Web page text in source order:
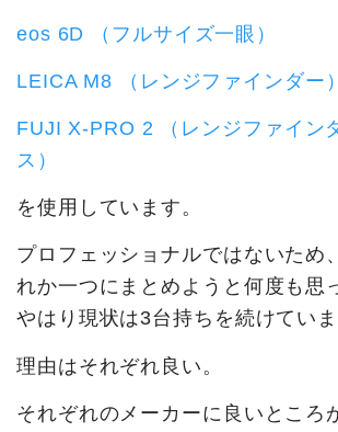
eos 6D （フルサイズ一眼）
LEICA M8 （レンジファインダー）
FUJI X-PRO 2 （レンジファイン
ス）
を使用しています。
プロフェッショナルではないた
れか一つにまとめようと何度も思
やはり現状は3台持ちを続けていま
理由はそれぞれ良い。
それぞれのメーカーに良いところ